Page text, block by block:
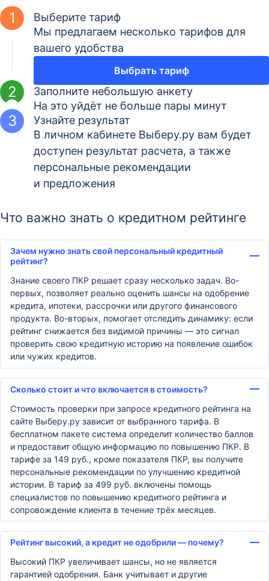
Выберите тариф
Мы предлагаем несколько тарифов для
вашего удобства
Выбрать тариф
Заполните небольшую анкету
На это уйдёт не больше пары минут
Узнайте результат
В личном кабинете Выберу.ру вам будет
доступен результат расчета, а также
персональные рекомендации
и предложения
Что важно знать о кредитном рейтинге
Зачем нужно знать свой персональный кредитный
рейтинг?
Знание своего ПКР решает сразу несколько задач. Во-
первых, позволяет реально оценить шансы на одобрение
кредита, ипотеки, рассрочки или другого финансового
продукта. Во-вторых, помогает отследить динамику: если
рейтинг снижается без видимой причины — это сигнал
проверить свою кредитную историю на появление ошибок
или чужих кредитов.
Сколько стоит и что включается в стоимость?
Стоимость проверки при запросе кредитного рейтинга на
сайте Выберу.ру зависит от выбранного тарифа. В
бесплатном пакете система определит количество баллов
и предоставит общую информацию по повышению ПКР. В
тарифе за 149 руб., кроме показателя ПКР, вы получите
персональные рекомендации по улучшению кредитной
истории. В тариф за 499 руб. включены помощь
специалистов по повышению кредитного рейтинга и
сопровождение клиента в течение трёх месяцев.
Рейтинг высокий, а кредит не одобрили — почему?
Высокий ПКР увеличивает шансы, но не является
гарантией одобрения. Банк учитывает и другие